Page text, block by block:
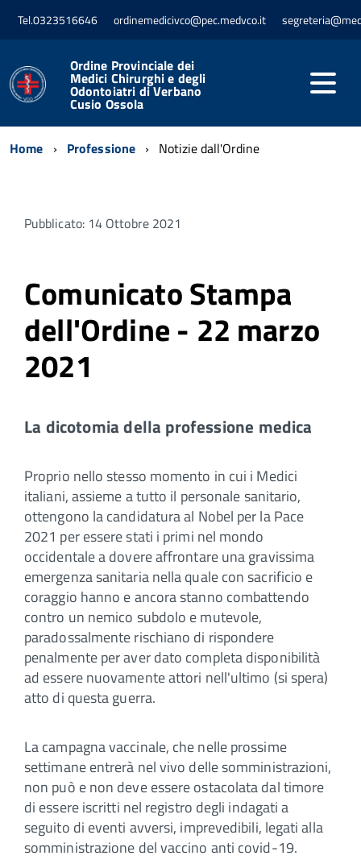
Tel.0323516646 ordinemedicivco@pec.medvco.it
Ordine Provinciale dei
Medici Chirurghi e degli
Odontoiatri di Verbano
Cusio Ossola
Home Professione Notizie dall'Ordine
Pubblicato: 14 Ottobre 2021
Comunicato Stampa
dell'Ordine - 22 marzo
2021
La dicotomia della professione medica
Proprio nello stesso momento in cui i Medici
italiani, assieme a tutto il personale sanitario,
ottengono la candidatura al Nobel per la Pace
2021 per essere stati i primi nel mondo
occidentale a dovere affrontare una gravissima
emergenza sanitaria nella quale con sacrificio e
coraggio hanno e ancora stanno combattendo
contro un nemico subdolo e mutevole,
paradossalmente rischiano di rispondere
penalmente per aver dato completa disponibilità
ad essere nuovamente attori nell'ultimo (si spera)
atto di questa guerra.
La campagna vaccinale, che nelle prossime
settimane entrerà nel vivo delle somministrazioni,
non può e non deve essere ostacolata dal timore
di essere iscritti nel registro degli indagati a
seguito di eventi avversi, imprevedibili, legati alla
somministrazione del vaccino anti covid-19.